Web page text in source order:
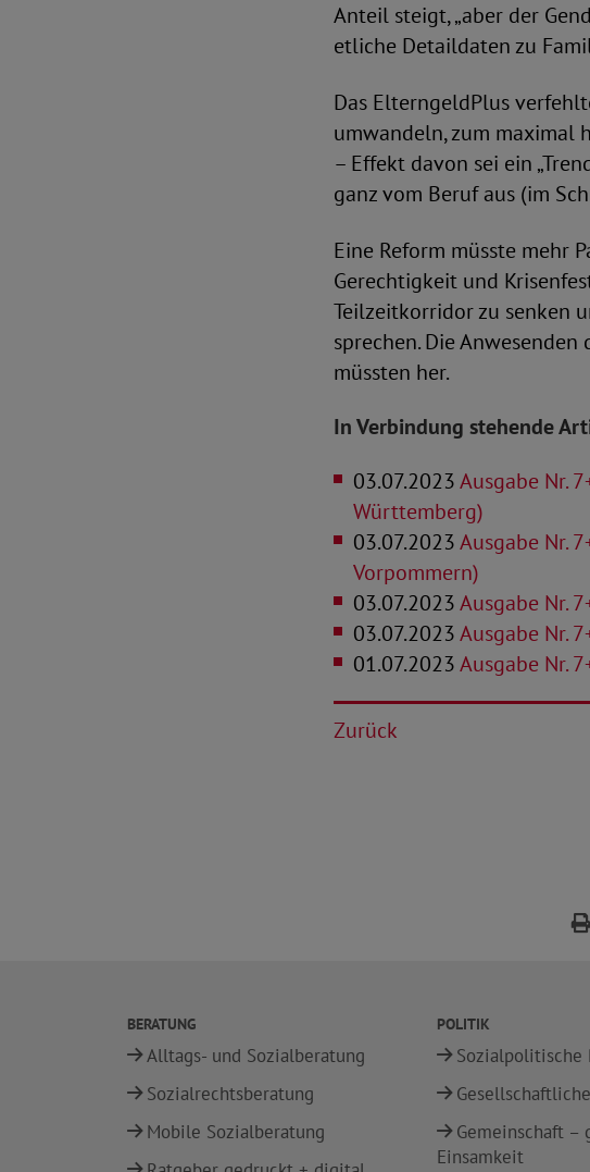
Anteil steigt, „aber der
etliche Detaildaten zu
Das ElterngeldPlus
umwandeln, zum maximal
– Effekt davon sei ein
ganz vom Beruf aus (im
Eine Reform müsste mehr
Gerechtigkeit und
Teilzeitkorridor zu senken
sprechen. Die
müssten her.
In Verbindung stehende
03.07.2023Ausgabe Nr.
Württemberg)
03.07.2023Ausgabe Nr.
Vorpommern)
03.07.2023Ausgabe Nr.
03.07.2023Ausgabe Nr.
01.07.2023Ausgabe Nr.
Zurück
BERATUNG
Alltags- und Sozialberatung
Sozialrechtsberatung
Mobile Sozialberatung
POLITIK
Sozialpolitische
Gemeinschaft –
Einsamkeit